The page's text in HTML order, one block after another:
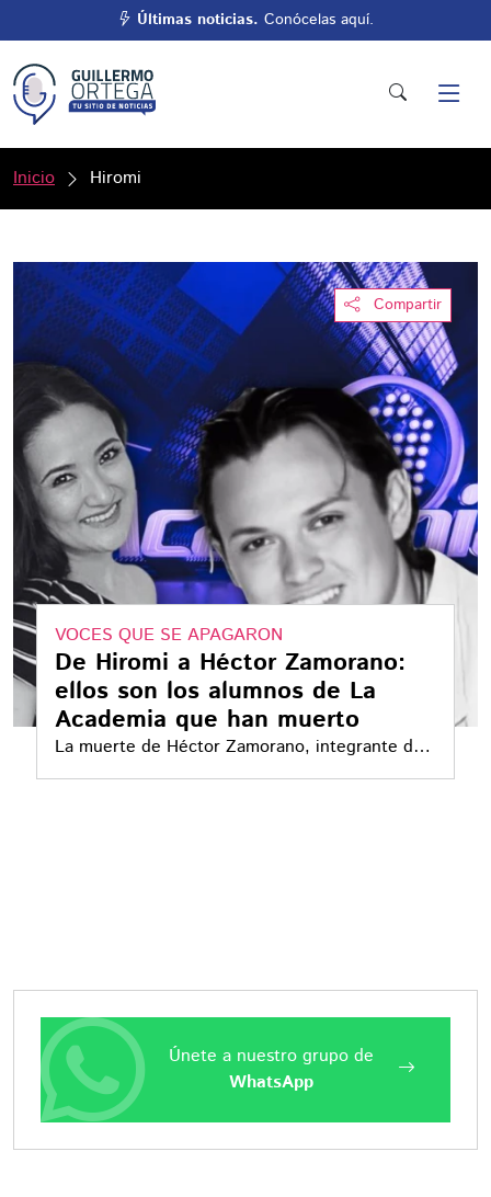
Últimas noticias. Conócelas aquí.
Inicio Hiromi
Compartir
VOCES QUE SE APAGARON
De Hiromi a Héctor Zamorano:
ellos son los alumnos de La
Academia que han muerto
La muerte de Héctor Zamorano, integrante de
la primera generación, reavivó la memoria de
Únete a nuestro grupo de
WhatsApp